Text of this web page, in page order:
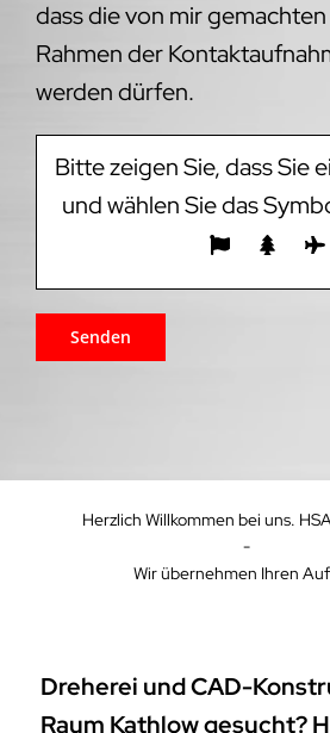
dass die von mir
Rahmen der
werden dürfen.
Bitte zeigen Sie, dass Sie
und wählen Sie das
Herzlich Willkommen bei uns.
-
Wir übernehmen Ihren
Dreherei und CAD-
Raum Kathlow gesucht?